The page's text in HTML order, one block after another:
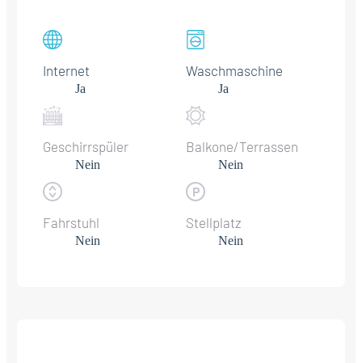
Internet
Ja
Waschmaschine
Ja
Geschirrspüler
Nein
Balkone/Terrassen
Nein
Fahrstuhl
Nein
Stellplatz
Nein